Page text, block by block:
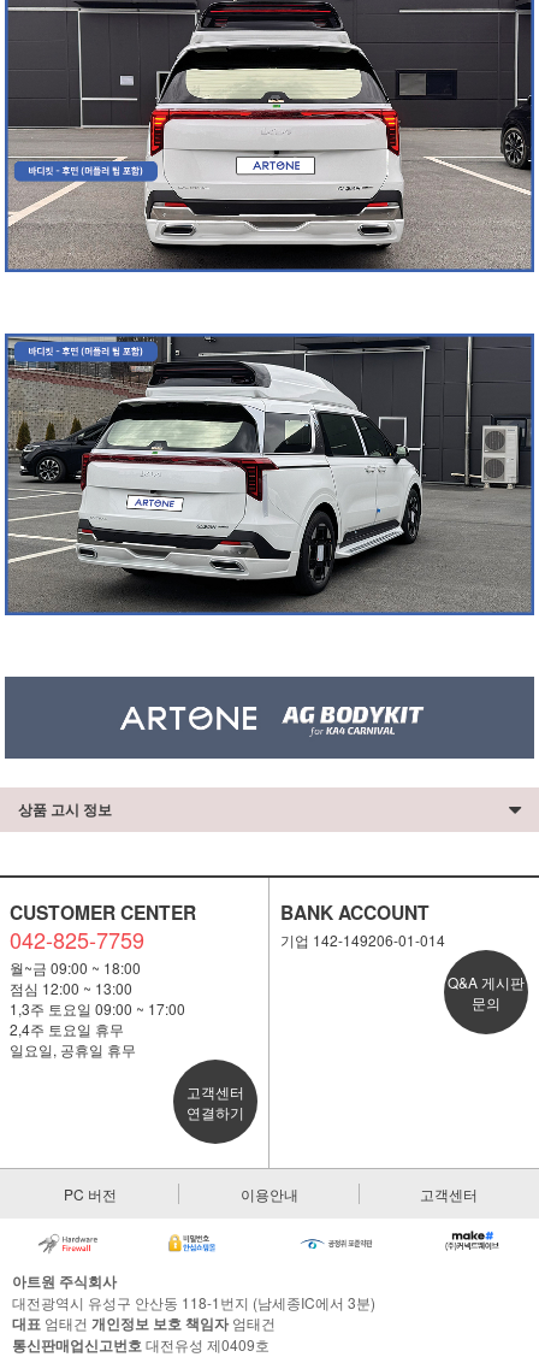
상품 고시 정보
CUSTOMER CENTER
042-825-7759
월~금 09:00 ~ 18:00
점심 12:00 ~ 13:00
1,3주 토요일 09:00 ~ 17:00
2,4주 토요일 휴무
일요일, 공휴일 휴무
고객센터
연결하기
BANK ACCOUNT
기업 142-149206-01-014
Q&A 게시판
문의
PC 버전 이용안내 고객센터
아트원 주식회사
대전광역시 유성구 안산동 118-1번지 (남세종IC에서 3분)
대표 엄태건 개인정보 보호 책임자엄태건
통신판매업신고번호대전유성 제0409호